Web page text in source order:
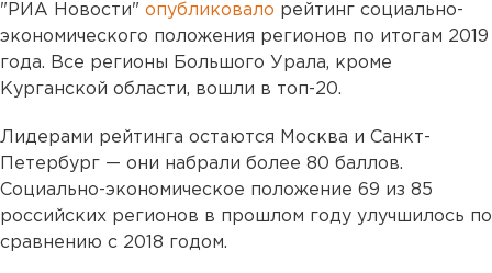
"РИА Новости" опубликовало рейтинг социально-
экономического положения регионов по итогам 2019
года. Все регионы Большого Урала, кроме
Курганской области, вошли в топ-20.
Лидерами рейтинга остаются Москва и Санкт-
Петербург — они набрали более 80 баллов.
Социально-экономическое положение 69 из 85
российских регионов в прошлом году улучшилось по
сравнению с 2018 годом.